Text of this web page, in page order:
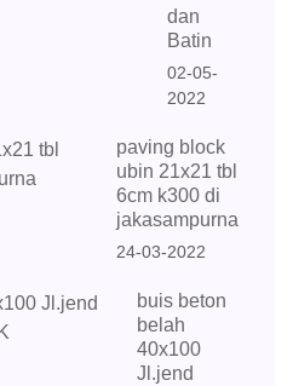
dan
Batin
02-05-
2022
paving block
ubin 21x21 tbl
6cm k300 di
jakasampurna
24-03-2022
buis beton
belah
40x100
Jl.jend